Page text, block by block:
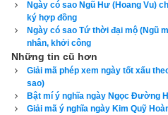
Đẩu - 斗木獬 (Đẩu Mộc Giải),
Ngưu), sao Nữ - 女土蝠 (Nữ
Nhật Thử),
sao Nguy
室火豬 (Thất Hảo Trư), sao Bích
Khuê -
Cẩu), sao Vị - 胃土雉 (Vị Thổ
Ngày có sao Ngũ Hư (Hoang Vu)
ký hợp đồng
Ngày có sao Tứ thời đại mộ (Ngũ
nhân, khởi công
Những tin cũ hơn
Giải mã phép xem ngày tốt xấu
sao)
Bật mí ý nghĩa ngày Ngọc Đường
Giải mã ý nghĩa ngày Kim Quỹ